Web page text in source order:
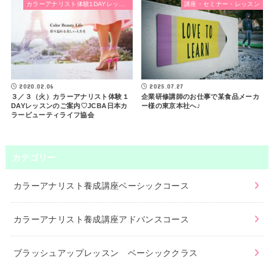
カラーアナリスト体験1DAYレッスン
2020.02.06
３／３（火）カラーアナリスト体験１
DAYレッスンのご案内♡JCBA日本カ
ラービューティライフ協会
講座・セミナー・レッスン
2025.07.27
企業研修講師のお仕事で某食品メーカ
ー様の東京本社へ♪
カテゴリー
カラーアナリスト養成講座ベーシックコース
カラーアナリスト養成講座アドバンスコース
ブラッシュアップレッスン ベーシッククラス